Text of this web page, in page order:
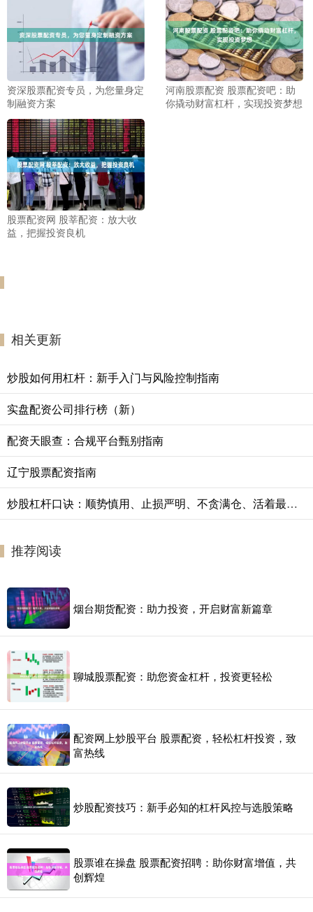
资深股票配资专员，为您量身定
制融资方案
河南股票配资 股票配资吧：助
你撬动财富杠杆，实现投资梦想
股票配资网 股莘配资：放大收
益，把握投资良机
相关更新
炒股如何用杠杆：新手入门与风险控制指南
实盘配资公司排行榜（新）
配资天眼查：合规平台甄别指南
辽宁股票配资指南
炒股杠杆口诀：顺势慎用、止损严明、不贪满仓、活着最重要
推荐阅读
烟台期货配资：助力投资，开启财富新篇章
聊城股票配资：助您资金杠杆，投资更轻松
配资网上炒股平台 股票配资，轻松杠杆投资，致
富热线
炒股配资技巧：新手必知的杠杆风控与选股策略
股票谁在操盘 股票配资招聘：助你财富增值，共
创辉煌